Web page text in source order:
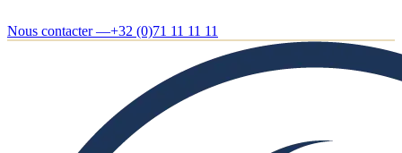
Nous contacter —+32 (0)71 11 11 11